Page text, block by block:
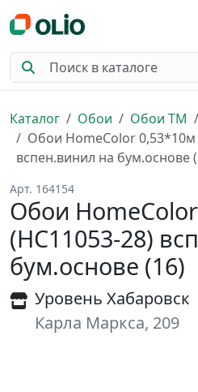
Каталог Обои Обои ТМ
Обои HomeColor 0,53*10м
вспен.винил на бум.основе
Арт. 164154
Обои
(HC11053-28)
бум.основе (16)
Уровень Хабаровск
Карла Маркса, 209